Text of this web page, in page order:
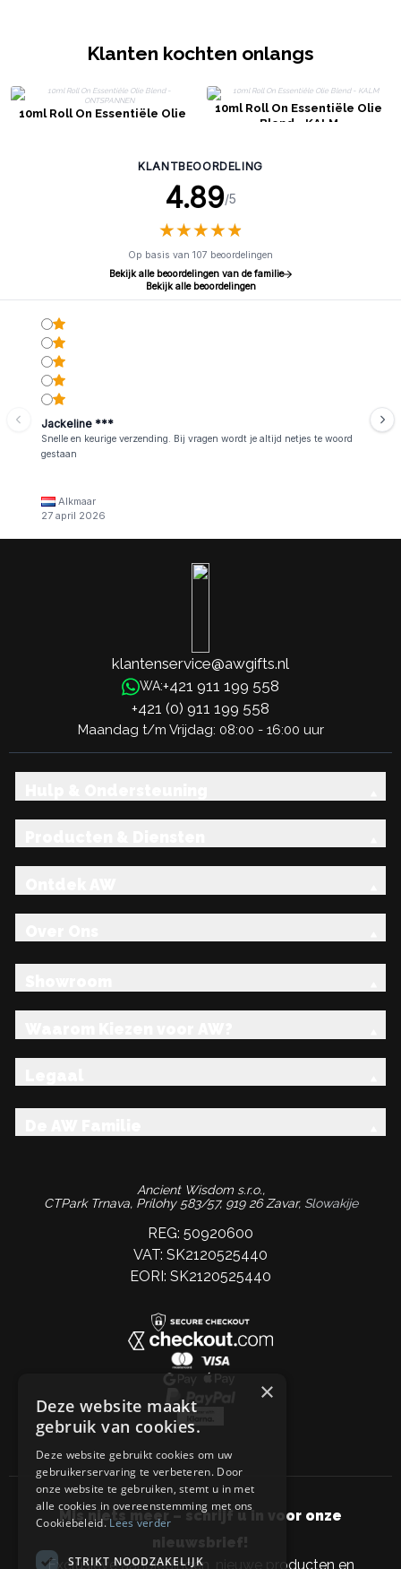
Klanten kochten onlangs
10ml Roll On Essentiële Olie
10ml Roll On Essentiële Olie
Blend - KALM
KLANTBEOORDELING
4.89/5
★★★★★
★★★★★
Op basis van 107 beoordelingen
Bekijk alle beoordelingen van de familie
Bekijk alle beoordelingen
Jackeline ***
Snelle en keurige verzending. Bij vragen wordt je altijd netjes te woord
gestaan
Alkmaar
27 april 2026
klantenservice@awgifts.nl
WA:+421 911 199 558
+421 (0) 911 199 558
Maandag t/m Vrijdag: 08:00 - 16:00 uur
Ancient Wisdom s.r.o.,
CTPark Trnava, Prílohy 583/57, 919 26 Zavar, Slowakije
REG: 50920600
VAT: SK2120525440
EORI: SK2120525440
Mis niets meer – schrijf u in voor onze
nieuwsbrief!
Exclusieve aanbiedingen, nieuwe producten en
×
Deze website maakt
gebruik van cookies.
Deze website gebruikt cookies om uw
gebruikerservaring te verbeteren. Door
onze website te gebruiken, stemt u in met
alle cookies in overeenstemming met ons
Cookiebeleid.Lees verder
STRIKT NOODZAKELIJK